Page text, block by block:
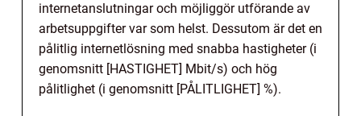
internetanslutningar och möjliggör utförande av
arbetsuppgifter var som helst. Dessutom är det en
pålitlig internetlösning med snabba hastigheter (i
genomsnitt [HASTIGHET] Mbit/s) och hög
pålitlighet (i genomsnitt [PÅLITLIGHET] %).